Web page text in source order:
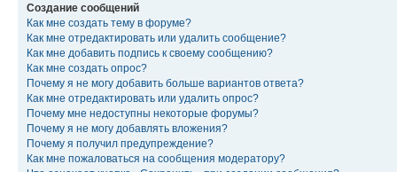
Создание сообщений
Как мне создать тему в форуме?
Как мне отредактировать или удалить сообщение?
Как мне добавить подпись к своему сообщению?
Как мне создать опрос?
Почему я не могу добавить больше вариантов ответа?
Как мне отредактировать или удалить опрос?
Почему мне недоступны некоторые форумы?
Почему я не могу добавлять вложения?
Почему я получил предупреждение?
Как мне пожаловаться на сообщения модератору?